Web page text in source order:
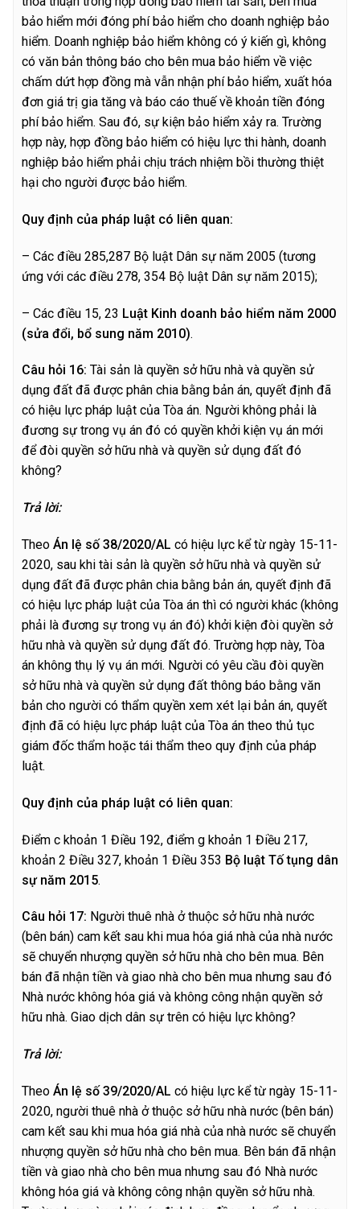
bảo hiểm mới đóng phí bảo hiểm cho doanh nghiệp bảo
hiểm. Doanh nghiệp bảo hiểm không có ý kiến gì, không
có văn bản thông báo cho bên mua bảo hiểm về việc
chấm dứt hợp đồng mà vẫn nhận phí bảo hiểm, xuất hóa
đơn giá trị gia tăng và báo cáo thuế về khoản tiền đóng
phí bảo hiểm. Sau đó, sự kiện bảo hiểm xảy ra. Trường
hợp này, hợp đồng bảo hiểm có hiệu lực thi hành, doanh
nghiệp bảo hiểm phải chịu trách nhiệm bồi thường thiệt
hại cho người được bảo hiểm.
Quy định của pháp luật có liên quan:
– Các điều 285,287 Bộ luật Dân sự năm 2005 (tương
ứng với các điều 278, 354 Bộ luật Dân sự năm 2015);
– Các điều 15, 23 Luật Kinh doanh bảo hiểm năm 2000
(sửa đổi, bổ sung năm 2010).
Câu hỏi 16: Tài sản là quyền sở hữu nhà và quyền sử
dụng đất đã được phân chia bằng bản án, quyết định đã
có hiệu lực pháp luật của Tòa án. Người không phải là
đương sự trong vụ án đó có quyền khởi kiện vụ án mới
để đòi quyền sở hữu nhà và quyền sử dụng đất đó
không?
Trả lời:
Theo Án lệ số 38/2020/AL có hiệu lực kể từ ngày 15-11-
2020, sau khi tài sản là quyền sở hữu nhà và quyền sử
dụng đất đã được phân chia bằng bản án, quyết định đã
có hiệu lực pháp luật của Tòa án thì có người khác (không
phải là đương sự trong vụ án đó) khởi kiện đòi quyền sở
hữu nhà và quyền sử dụng đất đó. Trường hợp này, Tòa
án không thụ lý vụ án mới. Người có yêu cầu đòi quyền
sở hữu nhà và quyền sử dụng đất thông báo bằng văn
bản cho người có thẩm quyền xem xét lại bản án, quyết
định đã có hiệu lực pháp luật của Tòa án theo thủ tục
giám đốc thẩm hoặc tái thẩm theo quy định của pháp
luật.
Quy định của pháp luật có liên quan:
Điểm c khoản 1 Điều 192, điểm g khoản 1 Điều 217,
khoản 2 Điều 327, khoản 1 Điều 353 Bộ luật Tố tụng dân
sự năm 2015.
Câu hỏi 17: Người thuê nhà ở thuộc sở hữu nhà nước
(bên bán) cam kết sau khi mua hóa giá nhà của nhà nước
sẽ chuyển nhượng quyền sở hữu nhà cho bên mua. Bên
bán đã nhận tiền và giao nhà cho bên mua nhưng sau đó
Nhà nước không hóa giá và không công nhận quyền sở
hữu nhà. Giao dịch dân sự trên có hiệu lực không?
Trả lời:
Theo Án lệ số 39/2020/AL có hiệu lực kể từ ngày 15-11-
2020, người thuê nhà ở thuộc sở hữu nhà nước (bên bán)
cam kết sau khi mua hóa giá nhà của nhà nước sẽ chuyển
nhượng quyền sở hữu nhà cho bên mua. Bên bán đã nhận
tiền và giao nhà cho bên mua nhưng sau đó Nhà nước
không hóa giá và không công nhận quyền sở hữu nhà.